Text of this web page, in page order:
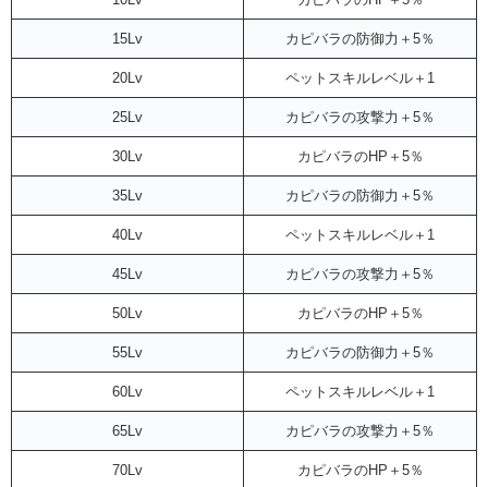
15Lv カピバラの防御力＋5％
20Lv ペットスキルレベル＋1
25Lv カピバラの攻撃力＋5％
30Lv カピバラのHP＋5％
35Lv カピバラの防御力＋5％
40Lv ペットスキルレベル＋1
45Lv カピバラの攻撃力＋5％
50Lv カピバラのHP＋5％
55Lv カピバラの防御力＋5％
60Lv ペットスキルレベル＋1
65Lv カピバラの攻撃力＋5％
70Lv カピバラのHP＋5％